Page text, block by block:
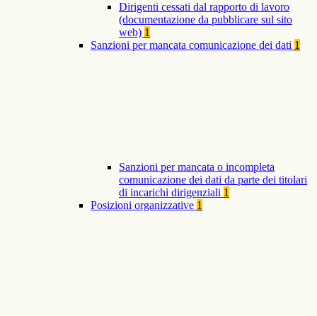
Dirigenti cessati dal rapporto di lavoro
(documentazione da pubblicare sul sito
web) 1
Sanzioni per mancata comunicazione dei dati 1
Sanzioni per mancata o incompleta
comunicazione dei dati da parte dei titolari
di incarichi dirigenziali 1
Posizioni organizzative 1